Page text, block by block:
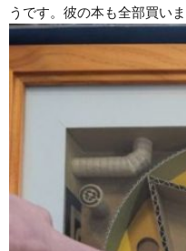
うです。彼の本も全部買い